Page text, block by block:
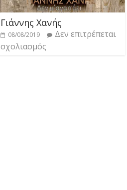
Γιάννης Χανής
08/08/2019
Δεν επιτρέπεται
σχολιασμός